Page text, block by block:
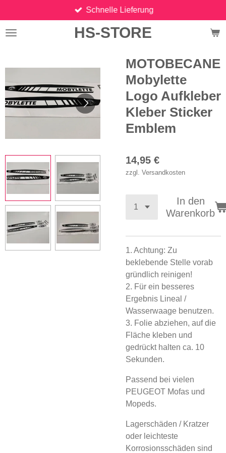
Hauptinhalt
springen
HS-STORE
Schnelle Lieferung
MOTOBECANE
Mobylette
Logo Aufkleber
Kleber Sticker
Emblem
14,95 €
zzgl. Versandkosten
In den
Warenkorb
1. Achtung: Zu
beklebende Stelle vorab
gründlich reinigen!
2. Für ein besseres
Ergebnis Lineal /
Wasserwaage benutzen.
3. Folie abziehen, auf die
Fläche kleben und
gedrückt halten ca. 10
Sekunden.
Passend bei vielen
PEUGEOT Mofas und
Mopeds.
Lagerschäden / Kratzer
oder leichteste
Korrosionsschäden sind